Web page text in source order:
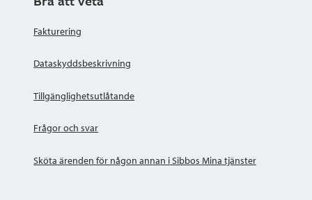
Fakturering
Dataskyddsbeskrivning
Tillgänglighetsutlåtande
Frågor och svar
Sköta ärenden för någon annan i Sibbos Mina tjänster